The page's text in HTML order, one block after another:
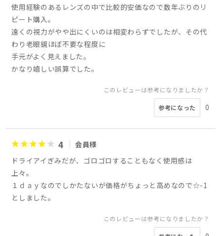
使用経験のあるレンズの中で比較的安価なので数年ぶりのリ
ピート購入。
遠くの視力がやや出にくいのは相変わらずでしたが、その代
わり老眼鏡ほぼ不要な程度に
手元がよく見えました。
かなり嬉しい誤算でした。
このレビューは参考になりましたか？
参考になった 0
4
会員様
ドライアイぎみだが、ゴロゴロすることもなく使用感は
上々。
１ｄａｙなのでしかたないが価格がちょっと高めなので☆-1
としました。
このレビューは参考になりましたか？